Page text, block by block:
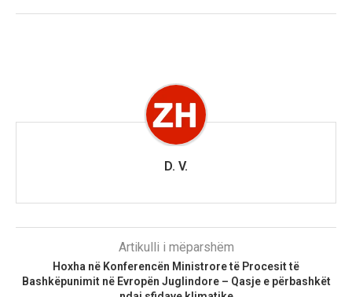
D. V.
Artikulli i mëparshëm
Hoxha në Konferencën Ministrore të Procesit të
Bashkëpunimit në Evropën Juglindore – Qasje e përbashkët